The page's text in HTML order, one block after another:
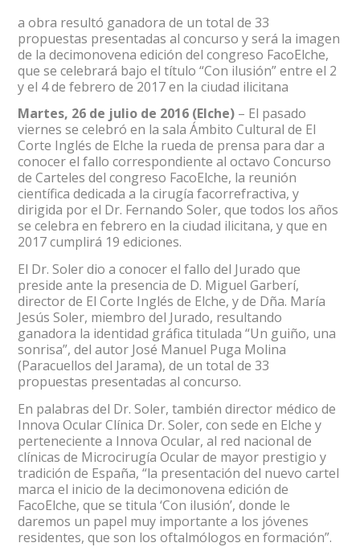
a obra resultó ganadora de un total de 33
propuestas presentadas al concurso y será la imagen
de la decimonovena edición del congreso FacoElche,
que se celebrará bajo el título “Con ilusión” entre el 2
y el 4 de febrero de 2017 en la ciudad ilicitana
Martes, 26 de julio de 2016 (Elche) – El pasado
viernes se celebró en la sala Ámbito Cultural de El
Corte Inglés de Elche la rueda de prensa para dar a
conocer el fallo correspondiente al octavo Concurso
de Carteles del congreso FacoElche, la reunión
científica dedicada a la cirugía facorrefractiva, y
dirigida por el Dr. Fernando Soler, que todos los años
se celebra en febrero en la ciudad ilicitana, y que en
2017 cumplirá 19 ediciones.
El Dr. Soler dio a conocer el fallo del Jurado que
preside ante la presencia de D. Miguel Garberí,
director de El Corte Inglés de Elche, y de Dña. María
Jesús Soler, miembro del Jurado, resultando
ganadora la identidad gráfica titulada “Un guiño, una
sonrisa”, del autor José Manuel Puga Molina
(Paracuellos del Jarama), de un total de 33
propuestas presentadas al concurso.
En palabras del Dr. Soler, también director médico de
Innova Ocular Clínica Dr. Soler, con sede en Elche y
perteneciente a Innova Ocular, al red nacional de
clínicas de Microcirugía Ocular de mayor prestigio y
tradición de España, “la presentación del nuevo cartel
marca el inicio de la decimonovena edición de
FacoElche, que se titula ‘Con ilusión’, donde le
daremos un papel muy importante a los jóvenes
residentes, que son los oftalmólogos en formación”.